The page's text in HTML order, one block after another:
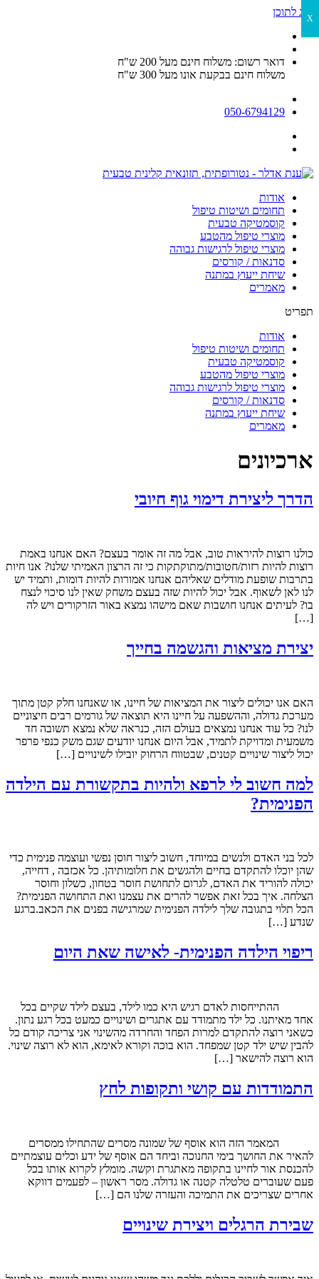
דלג לתוכן
דואר רשום: משלוח חינם מעל 200 ש"ח
משלוח חינם בבקעת אונו מעל 300 ש"ח
050-6794129
אודות
תחומים ושיטות טיפול
קוסמטיקה טבעית
מוצרי טיפול מהטבע
מוצרי טיפול לרגישות גבוהה
סדנאות / קורסים
שיחת ייעוץ במתנה
מאמרים
תפריט
אודות
תחומים ושיטות טיפול
קוסמטיקה טבעית
מוצרי טיפול מהטבע
מוצרי טיפול לרגישות גבוהה
סדנאות / קורסים
שיחת ייעוץ במתנה
מאמרים
ארכיונים
הדרך ליצירת דימוי גוף חיובי
כולנו רוצות להיראות טוב, אבל מה זה אומר בעצם? האם אנחנו באמת
רוצות להיות רזות/חטובות/מתוקתקות כי זה הרצון האמיתי שלנו? אנו חיות
בתרבות שופעת מודלים שאליהם אנחנו אמורות להיות דומות, ותמיד יש
לנו לאן לשאוף. אבל יכול להיות שזה בעצם משחק שאין לנו סיכוי לנצח
בו? לעיתים אנחנו חושבות שאם מישהו נמצא באור הזרקורים ויש לה
[…]
יצירת מציאות והגשמה בחייך
האם אנו יכולים ליצור את המציאות של חיינו, או שאנחנו חלק קטן מתוך
מערכת גדולה, וההשפעה על חיינו היא תוצאה של גורמים רבים חיצוניים
לנו? כל עוד אנחנו נמצאים בעולם הזה, כנראה שלא נמצא תשובה חד
משמעית ומדויקת לתמיד, אבל היום אנחנו יודעים שגם משק כנפי פרפר
יכול ליצור שינויים קטנים, שבטווח הרחוק יובילו לשינויים […]
למה חשוב לי לרפא ולהיות בתקשורת עם הילדה
הפנימית?
לכל בני האדם ולנשים במיוחד, חשוב ליצור חוסן נפשי ועוצמה פנימית כדי
שהן יוכלו להתקדם בחיים ולהגשים את חלומותיהן. כל אכזבה , דחייה,
יכולה להוריד את האדם, לגרום לתחושת חוסר בטחון, כשלון וחוסר
הצלחה. איך בכל זאת אפשר להרים את עצמנו ואת התחושה הפנימית?
הכל תלוי בתגובה שלך לילדה הפנימית שמרגישה בפנים את הכאב.ברגע
שנדע […]
ריפוי הילדה הפנימית- לאישה שאת היום
ההתייחסות לאדם רגיש היא כמו לילד, בעצם לילד שקיים בכל
אחד מאיתנו. כל ילד מתמודד עם אתגרים ושינויים כמעט בכל רגע נתון.
כשאני רוצה להתקדם למרות הפחד והחרדה מהשינוי אני צריכה קודם כל
להבין שיש ילד קטן שמפחד. הוא בוכה וקורא לאימא, הוא לא רוצה שינוי.
הוא רוצה להישאר […]
התמודדות עם קושי ותקופות לחץ
המאמר הזה הוא אוסף של שמונה מסרים שהתחילו ממסרים
להאיר את החושך בימי החנוכה וביחד הם אוסף של ידע וכלים עוצמתיים
להכנסת אור לחיינו בתקופה מאתגרת וקשה. מומלץ לקרוא אותו בכל
פעם שעוברים טלטלה קטנה או גדולה. מסר ראשון – לפעמים דווקא
אחרים שצריכים את התמיכה והעזרה שלנו הם […]
שבירת הרגלים ויצירת שינויים
X